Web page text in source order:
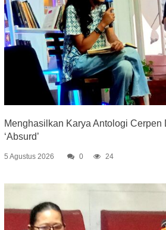
Menghasilkan Karya Antologi Cerpen
‘Absurd’
5 Agustus 2026 0 24